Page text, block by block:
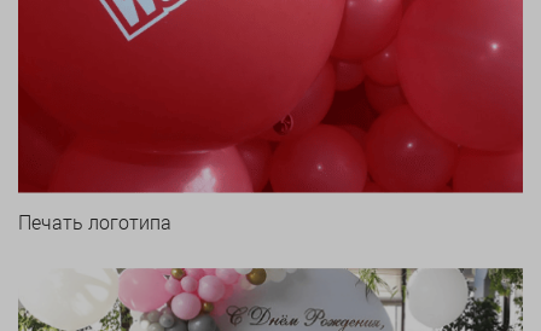
Печать логотипа